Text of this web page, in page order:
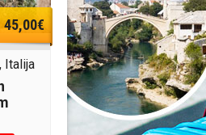
45,00€
Italija